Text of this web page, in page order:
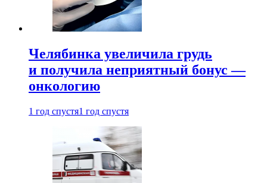
Челябинка увеличила грудь
и получила неприятный бонус —
онкологию
1 год спустя1 год спустя